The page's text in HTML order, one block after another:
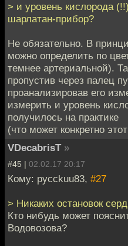
> и уровень кислорода
шарлатан-прибор?
Не обязательно. В
можно определить по
темнее артериальной).
пропустив через палец
проанализировав его
измерить и уровень
получилось на практике
(что может конкретно
VDecabrisT »
#45 | 02.02.17 20:17
Кому: pycckuu83, #27
> Никаких остановок
Кто нибудь может
Водовозова?